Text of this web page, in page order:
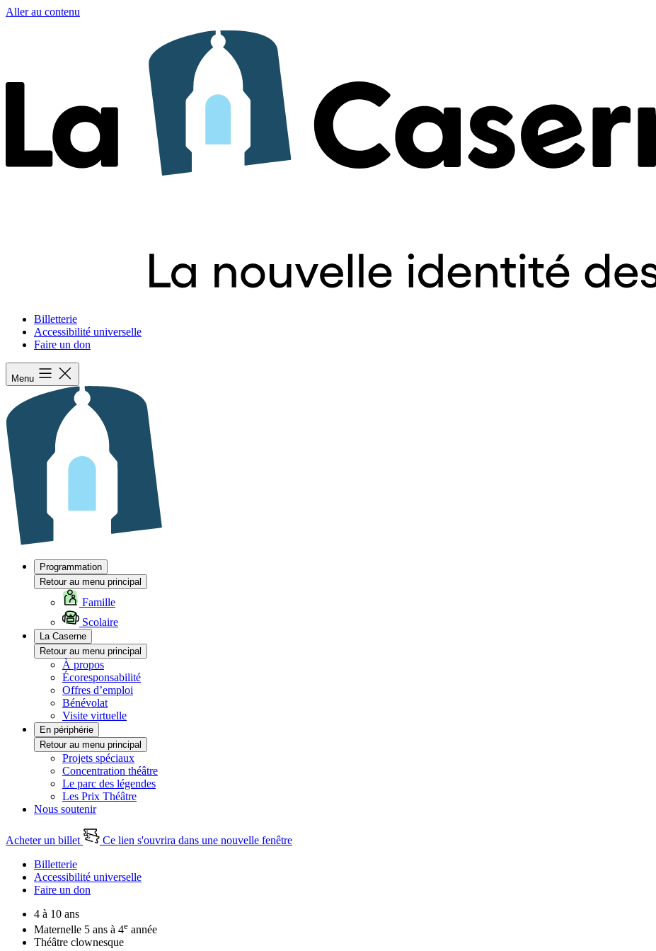
Aller au contenu
Billetterie
Accessibilité universelle
Faire un don
Menu
Programmation
Retour au menu principal
Famille
Scolaire
La Caserne
Retour au menu principal
À propos
Écoresponsabilité
Offres d’emploi
Bénévolat
Visite virtuelle
En périphérie
Retour au menu principal
Projets spéciaux
Concentration théâtre
Le parc des légendes
Les Prix Théâtre
Nous soutenir
Acheter un billet
Ce lien s'ouvrira dans une nouvelle fenêtre
Billetterie
Accessibilité universelle
Faire un don
4 à 10 ans
Maternelle 5 ans à 4e année
Théâtre clownesque